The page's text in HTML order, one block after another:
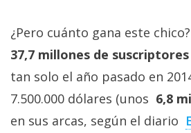
privacidad
/
Aviso
Legal
¿Pero cuánto gana este chico?
37,7 millones de suscriptores
tan solo el año pasado en
7.500.000 dólares (unos 6,8
en sus arcas, según el diario